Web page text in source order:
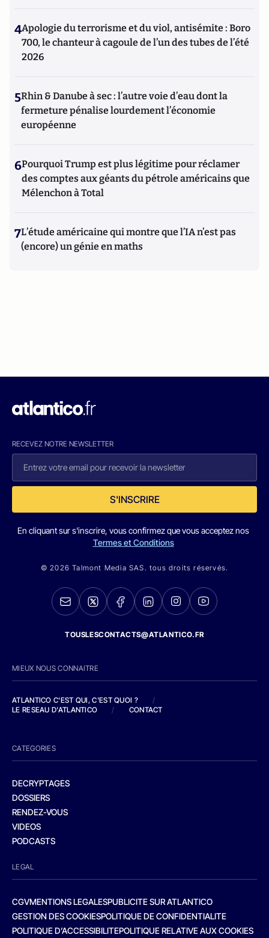
4Apologie du terrorisme et du viol, antisémite : Boro
700, le chanteur à cagoule de l’un des tubes de l’été
2026
5Rhin & Danube à sec : l’autre voie d’eau dont la
fermeture pénalise lourdement l’économie
européenne
6Pourquoi Trump est plus légitime pour réclamer
des comptes aux géants du pétrole américains que
Mélenchon à Total
7L’étude américaine qui montre que l’IA n’est pas
(encore) un génie en maths
RECEVEZ NOTRE NEWSLETTER
S'INSCRIRE
En cliquant sur s'inscrire, vous confirmez que vous acceptez nos
Termes et Conditions
© 2026 Talmont Media SAS. tous droits réservés.
TOUSLESCONTACTS@ATLANTICO.FR
MIEUX NOUS CONNAITRE
ATLANTICO C'EST QUI, C'EST QUOI ?
/
LE RESEAU D'ATLANTICO
/ CONTACT
CATEGORIES
DECRYPTAGES
DOSSIERS
RENDEZ-VOUS
VIDEOS
PODCASTS
LEGAL
CGVMENTIONS LEGALESPUBLICITE SUR ATLANTICO
GESTION DES COOKIESPOLITIQUE DE CONFIDENTIALITE
POLITIQUE D’ACCESSIBILITEPOLITIQUE RELATIVE AUX COOKIES